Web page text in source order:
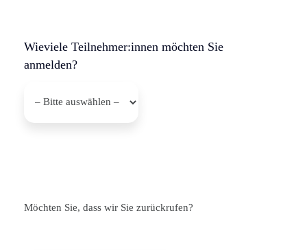
Wieviele Teilnehmer:innen möchten Sie
anmelden?
Möchten Sie, dass wir Sie zurückrufen?